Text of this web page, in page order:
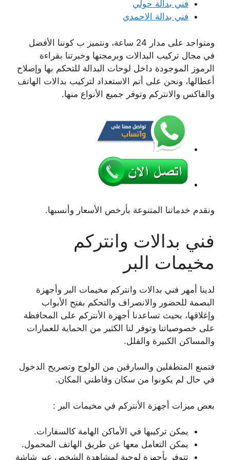
فني بدالة حولي
فني بدالة الاحمدي
ومتواجد على مدار 24 ساعة، ونتميز ب كوننا الأفضل
في مجال تركيب البدالات وبرمجتها وخبرتنا بقراءة
الرموز الموجودة داخل لوحات البدالة للتحكم بها وإصلاح
أعطالها، ونحن على أتم الاستعداد لتركيب بدالات الهاتف
والفاكس والانتركم وتوفر جميع الأنواع منها.
ونقدم خدماتنا المتنوعة بأرخص الأسعار وأنسبها.
فني بدالات وانتركم
مخيمات البر
لدينا أمهر فني بدالات وانتركم مخيمات البر وأجهزة
البصمة للحضور والانصراف والتحكم بفتح الأبواب
وإغلاقها، بحيث تساعدنا أجهزة الأنتركم على المحافظة
على خصوصياتنا وتوفر لنا الكثير من الحماية للعمارات
والمساكن الكبيرة والفلل.
فتمنع المتطفلين والسارقين من الولوج وتصريح الدخول
في حال لم يكونوا من سكان وقاطني المكان.
بعض ميزات أجهزة الأنتركم في مخيمات البر :
يمكن تركيبها في الأماكن الهامة كالسفارات.
يمكن التعامل معها عن طريق الهاتف المحمول.
تتوفر بأجهزة لوحية لمشاهدة الشخص عبر شاشة